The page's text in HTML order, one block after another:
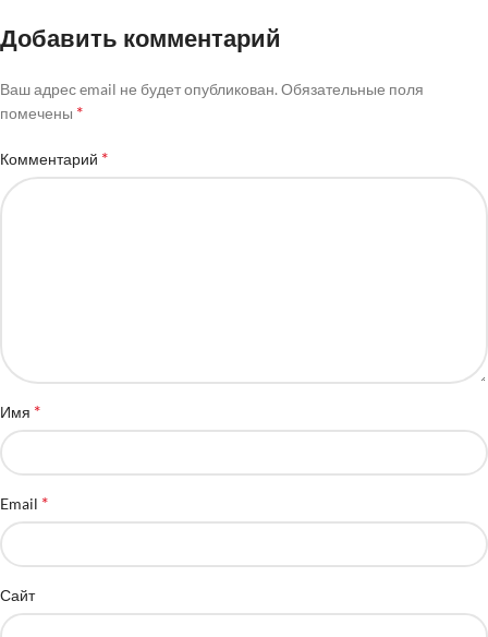
Добавить комментарий
Ваш адрес email не будет опубликован. Обязательные поля
помечены *
Комментарий *
Имя *
Email *
Сайт